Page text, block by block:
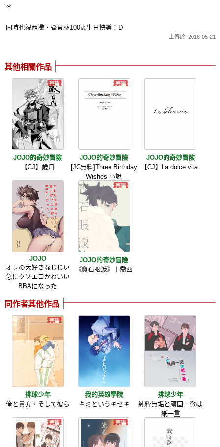
＊
同時也祝西撒．齊貝林100歲生日快樂：D
上傳於: 2018-05-21
其他相關作品
JOJO的奇妙冒險
【CJ】歲月
JOJO的奇妙冒險
[JC無料]Three Birthday
Wishes 小說
JOJO的奇妙冒險
【CJ】La dolce vita.
JOJO
オレの大好きなじじい
急にクソエロかわいい
BBAになった
JOJO的奇妙冒險
《寶石眼淚》｜喬西
同作者其他作品
排球少年
俺と貴方、そして彼ら
我的英雄學院
キミというキセキ
排球少年
純粋無垢と頑固一徹は
紙一重